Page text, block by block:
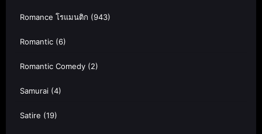
Romance โรแมนติก (943)
Romantic (6)
Romantic Comedy (2)
Samurai (4)
Satire (19)